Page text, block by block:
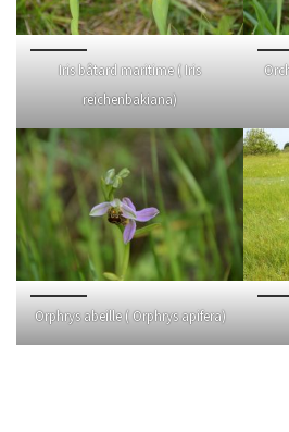
Iris bâtard maritime ( Iris
reichenbakiana)
Orphrys abeille ( Orphrys apifera)